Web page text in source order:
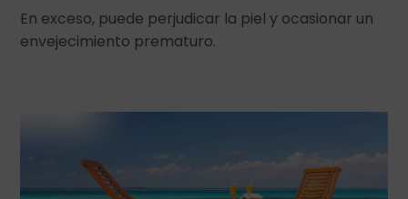
En exceso, puede perjudicar la piel y ocasionar un
envejecimiento prematuro.